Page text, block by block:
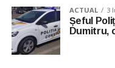
ACTUAL 3
Șeful
Dumitru,